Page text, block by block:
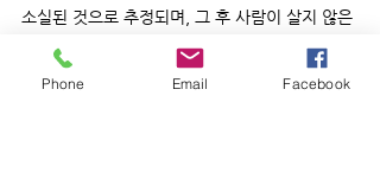
소실된 것으로 추정되며, 그 후 사람이 살지 않은
상태로 방치되어 오다가조선말기 박씨 일가가
상주하면서 개인암자로 전해왔다.
Phone Email Facebook